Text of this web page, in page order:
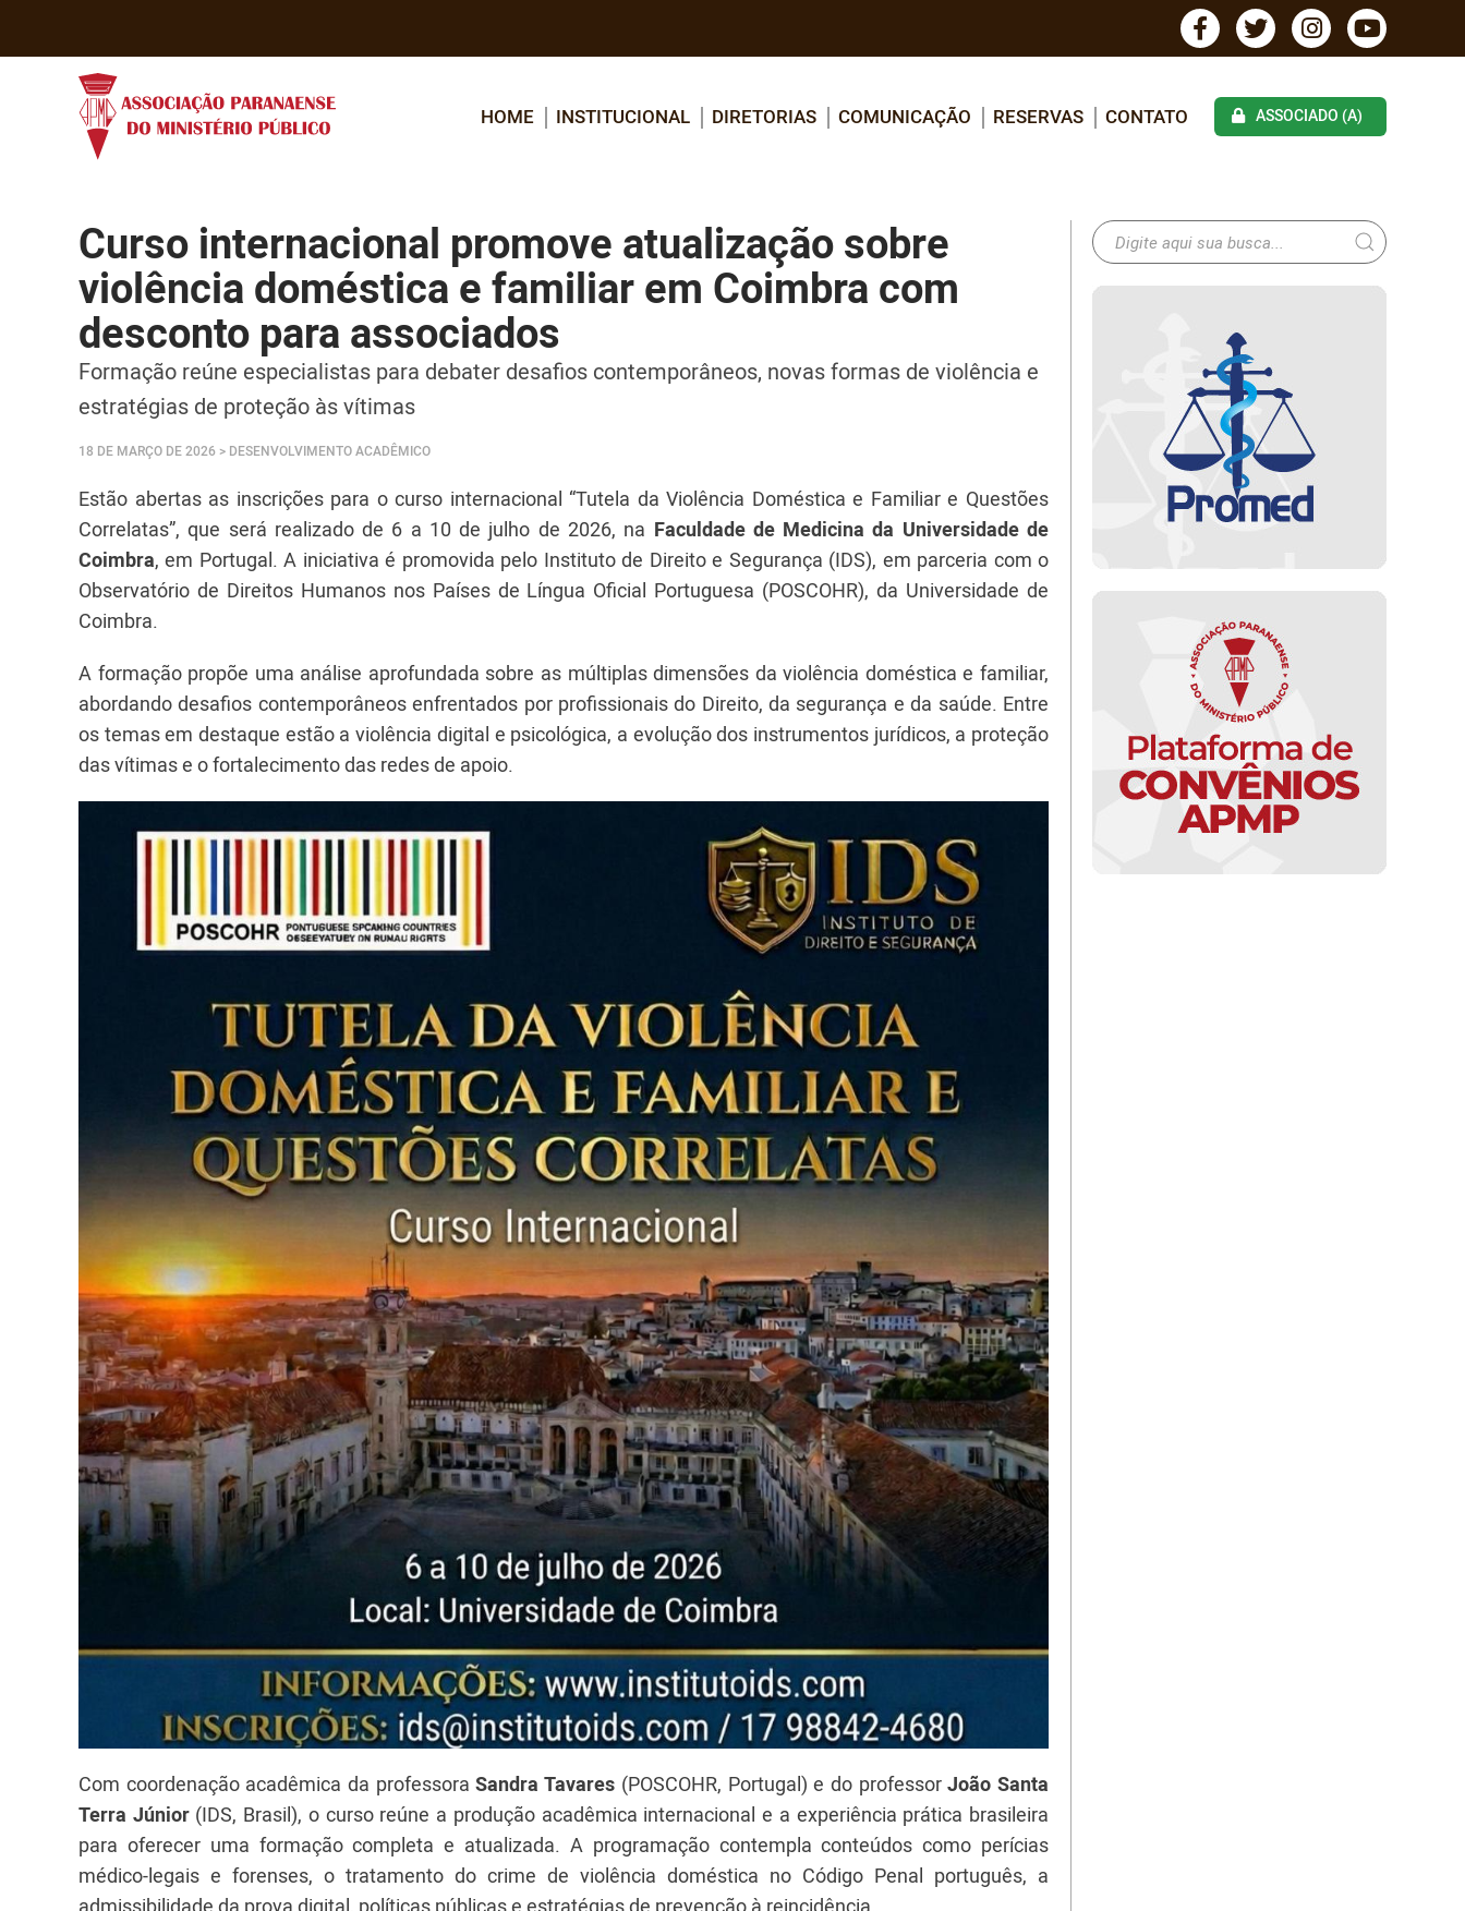
HOME INSTITUCIONAL DIRETORIAS COMUNICAÇÃO RESERVAS CONTATO ASSOCIADO (A)
Curso internacional promove atualização sobre
violência doméstica e familiar em Coimbra com
desconto para associados
Formação reúne especialistas para debater desafios contemporâneos, novas formas de violência e
estratégias de proteção às vítimas
18 DE MARÇO DE 2026 > DESENVOLVIMENTO ACADÊMICO
Estão abertas as inscrições para o curso internacional “Tutela da Violência Doméstica e Familiar e Questões
Correlatas”, que será realizado de 6 a 10 de julho de 2026, na Faculdade de Medicina da Universidade de
Coimbra, em Portugal. A iniciativa é promovida pelo Instituto de Direito e Segurança (IDS), em parceria com o
Observatório de Direitos Humanos nos Países de Língua Oficial Portuguesa (POSCOHR), da Universidade de
Coimbra.
A formação propõe uma análise aprofundada sobre as múltiplas dimensões da violência doméstica e familiar,
abordando desafios contemporâneos enfrentados por profissionais do Direito, da segurança e da saúde. Entre
os temas em destaque estão a violência digital e psicológica, a evolução dos instrumentos jurídicos, a proteção
das vítimas e o fortalecimento das redes de apoio.
Com coordenação acadêmica da professoraSandra Tavares (POSCOHR, Portugal) e do professorJoão Santa
Terra Júnior(IDS, Brasil), o curso reúne a produção acadêmica internacional e a experiência prática brasileira
para oferecer uma formação completa e atualizada. A programação contempla conteúdos como perícias
médico-legais e forenses, o tratamento do crime de violência doméstica no Código Penal português, a
admissibilidade da prova digital, políticas públicas e estratégias de prevenção à reincidência.